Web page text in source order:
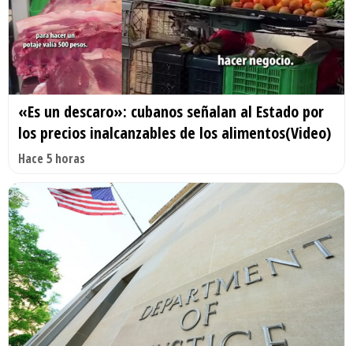
«Es un descaro»: cubanos señalan al Estado por
los precios inalcanzables de los alimentos(Video)
Hace 5 horas